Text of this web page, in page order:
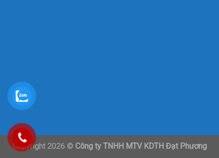
Copyright 2026 © Công ty TNHH MTV KDTH Đạt Phương